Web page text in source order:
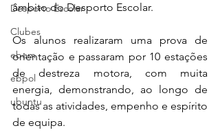
Desporto Escolar
Clubes
ebem
ebpol
ubuntu
âmbito do Desporto Escolar.
Os alunos realizaram uma prova de
orientação e passaram por 10 estações
de destreza motora, com muita
energia, demonstrando, ao longo de
todas as atividades, empenho e espírito
de equipa.